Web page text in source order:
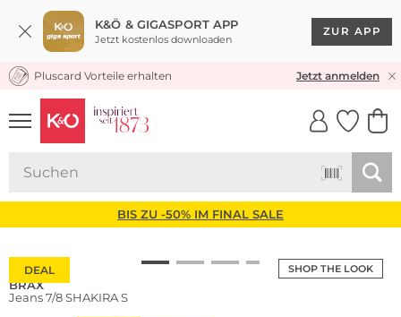
K&Ö & GIGASPORT APP
Jetzt kostenlos downloaden
ZUR APP
KOSTENLOSER VERSAND* & RÜCKVERSAND
Pluscard Vorteile erhalten Jetzt anmelden
UNSERE APP
CLICK &
BIS ZU -50% IM FINAL SALE
SHOP THE LOOK
DEAL
BRAX
Jeans 7/8 SHAKIRA S